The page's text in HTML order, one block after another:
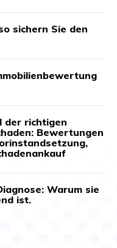
sichern Sie den
der richtigen
Bewertungen
Warum sie
ist.